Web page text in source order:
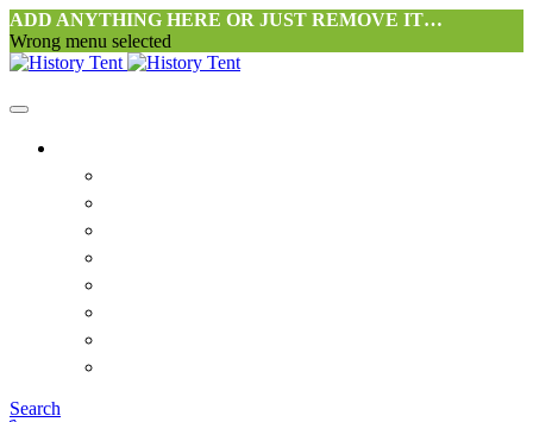
ADD ANYTHING HERE OR JUST REMOVE IT…
Wrong menu selected
Search